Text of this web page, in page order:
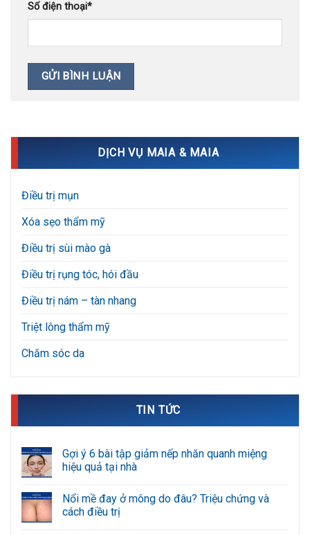
Số điện thoại*
DỊCH VỤ MAIA & MAIA
Điều trị mụn
Xóa sẹo thẩm mỹ
Điều trị sùi mào gà
Điều trị rụng tóc, hói đầu
Điều trị nám – tàn nhang
Triệt lông thẩm mỹ
Chăm sóc da
TIN TỨC
Gợi ý 6 bài tập giảm nếp nhăn quanh miệng
hiệu quả tại nhà
bình
luận
ở
Nổi mề đay ở mông do đâu? Triệu chứng và
cách điều trị